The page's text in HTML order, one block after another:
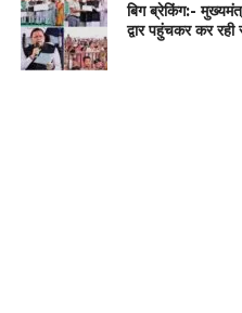
बिग ब्रेकिंग:-
द्वार पहुंचकर कर